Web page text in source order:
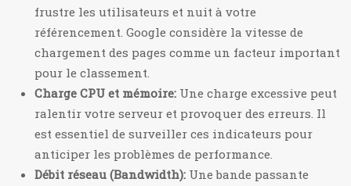
frustre les utilisateurs et nuit à votre
référencement. Google considère la vitesse de
chargement des pages comme un facteur important
pour le classement.
Charge CPU et mémoire: Une charge excessive peut
ralentir votre serveur et provoquer des erreurs. Il
est essentiel de surveiller ces indicateurs pour
anticiper les problèmes de performance.
Débit réseau (Bandwidth): Une bande passante